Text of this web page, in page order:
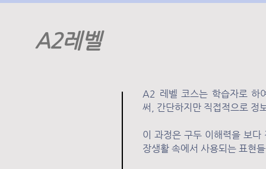
A2레벨
A2 레벨 코스는 학습자로 하
써, 간단하지만 직접적으로 정
이 과정은 구두 이해력을 보
장생활 속에서 사용되는 표현